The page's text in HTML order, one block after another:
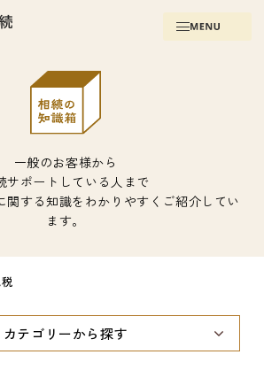
一般のお客様から
サポートしている人まで
関する知識をわかりやすくご紹介してい
ます。
カテゴリーから探す